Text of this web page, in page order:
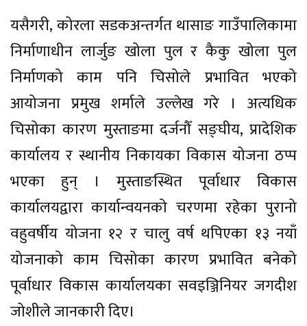
यसैगरी, कोरला सडकअन्तर्गत थासाङ गाउँपालिकामा
निर्माणाधीन लार्जुङ खोला पुल र कैकु खोला पुल
निर्माणको काम पनि चिसोले प्रभावित भएको
आयोजना प्रमुख शर्माले उल्लेख गरे । अत्यधिक
चिसोका कारण मुस्ताङमा दर्जनौँ सङ्घीय, प्रादेशिक
कार्यालय र स्थानीय निकायका विकास योजना ठप्प
भएका हुन् । मुस्ताङस्थित पूर्वाधार विकास
कार्यालयद्वारा कार्यान्वयनको चरणमा रहेका पुरानो
वहुवर्षीय योजना १२ र चालु वर्ष थपिएका १३ नयाँ
योजनाको काम चिसोका कारण प्रभावित बनेको
पूर्वाधार विकास कार्यालयका सवइञ्जिनियर जगदीश
जोशीले जानकारी दिए।